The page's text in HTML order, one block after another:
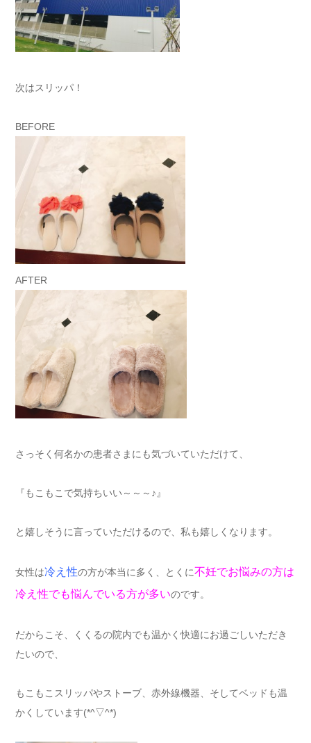
次はスリッパ！
BEFORE
AFTER
さっそく何名かの患者さまにも気づいていただけて、
『もこもこで気持ちいい～～～♪』
と嬉しそうに言っていただけるので、私も嬉しくなります。
女性は冷え性の方が本当に多く、とくに不妊でお悩みの方は
冷え性でも悩んでいる方が多いのです。
だからこそ、くくるの院内でも温かく快適にお過ごしいただき
たいので、
もこもこスリッパやストーブ、赤外線機器、そしてベッドも温
かくしています(*^▽^*)